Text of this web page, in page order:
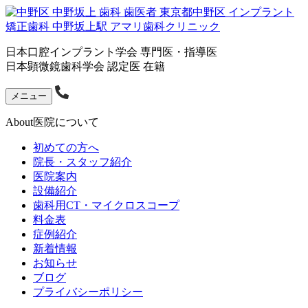
日本口腔インプラント学会 専門医・指導医
日本顕微鏡歯科学会 認定医 在籍
メニュー
About医院について
初めての方へ
院長・スタッフ紹介
医院案内
設備紹介
歯科用CT・マイクロスコープ
料金表
症例紹介
新着情報
お知らせ
ブログ
プライバシーポリシー